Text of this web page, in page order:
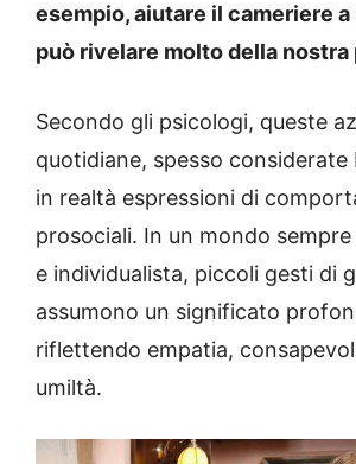
esempio, aiutare il cameriere
può rivelare molto della nostra
Secondo gli psicologi, queste
quotidiane, spesso considerate
in realtà espressioni di
prosociali. In un mondo
e individualista, piccoli gesti di
assumono un significato
riflettendo empatia,
umiltà.